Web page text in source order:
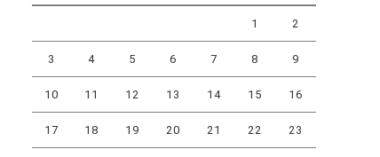
1 2
3 4 5 6 7 8 9
10 11 12 13 14 15 16
17 18 19 20 21 22 23